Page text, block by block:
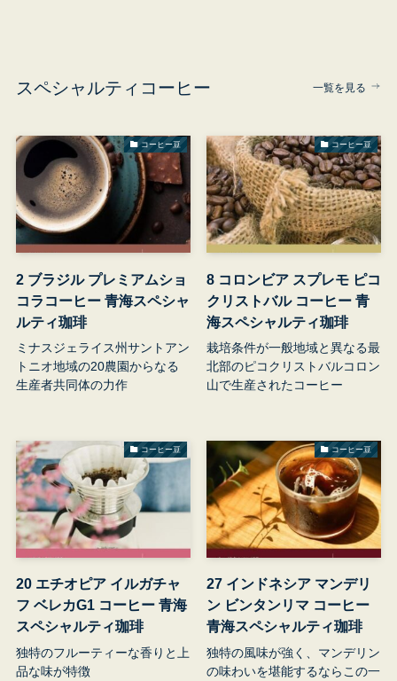
スペシャルティコーヒー 一覧を見る
コーヒー豆
2 ブラジル プレミアムショ
コラコーヒー 青海スペシャ
ルティ珈琲
ミナスジェライス州サントアン
トニオ地域の20農園からなる
生産者共同体の力作
コーヒー豆
8 コロンビア スプレモ ピコ
クリストバル コーヒー 青
海スペシャルティ珈琲
栽培条件が一般地域と異なる最
北部のピコクリストバルコロン
山で生産されたコーヒー
コーヒー豆
20 エチオピア イルガチャ
フ ベレカG1 コーヒー 青海
スペシャルティ珈琲
独特のフルーティーな香りと上
品な味が特徴
コーヒー豆
27 インドネシア マンデリ
ン ビンタンリマ コーヒー
青海スペシャルティ珈琲
独特の風味が強く、マンデリン
の味わいを堪能するならこの一